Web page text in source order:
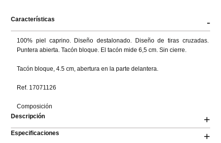
Características -
100% piel caprino. Diseño destalonado. Diseño de tiras cruzadas.
Puntera abierta. Tacón bloque. El tacón mide 6,5 cm. Sin cierre.
Tacón bloque, 4.5 cm, abertura en la parte delantera.
Ref. 17071126
Composición
Descripción
+
Especificaciones +